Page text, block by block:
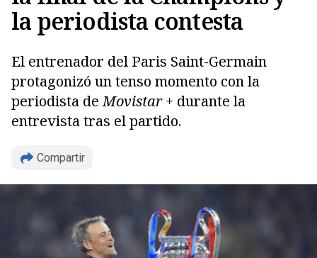
la periodista contesta
El entrenador del Paris Saint-Germain
protagonizó un tenso momento con la
periodista deMovistar + durante la
entrevista tras el partido.
Compartir